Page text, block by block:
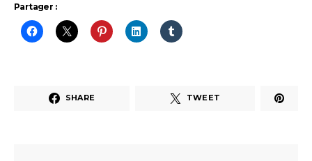
Partager :
SHARE TWEET